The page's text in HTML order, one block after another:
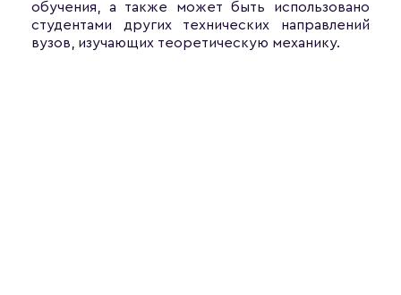
обучения, а также может быть использовано
студентами других технических направлений
вузов, изучающих теоретическую механику.